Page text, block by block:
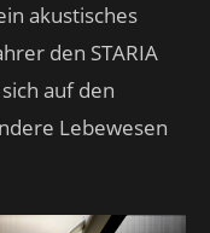
akustisches
den STARIA
auf den
Lebewesen